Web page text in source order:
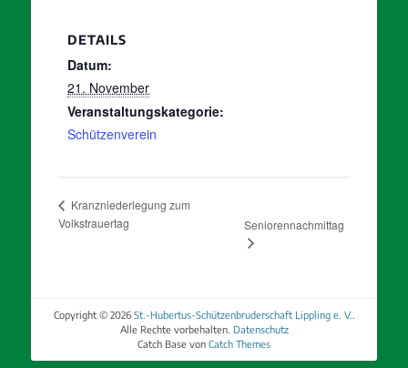
DETAILS
Datum:
21. November
Veranstaltungskategorie:
Schützenverein
Kranzniederlegung zum
Volkstrauertag
Seniorennachmittag
Copyright © 2026 St.-Hubertus-Schützenbruderschaft Lippling e. V.
Alle Rechte vorbehalten. Datenschutz
Catch Base von Catch Themes